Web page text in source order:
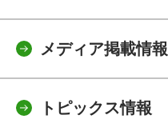
メディア掲載情報
トピックス情報